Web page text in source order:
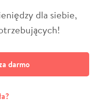
dla siebie,
darmo